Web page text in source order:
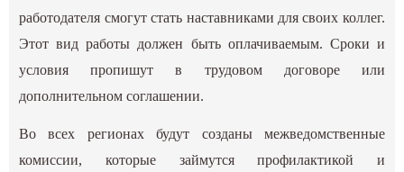
работодателя смогут стать наставниками для своих коллег.
Этот вид работы должен быть оплачиваемым. Сроки и
условия пропишут в трудовом договоре или
дополнительном соглашении.
Во всех регионах будут созданы межведомственные
комиссии, которые займутся профилактикой и